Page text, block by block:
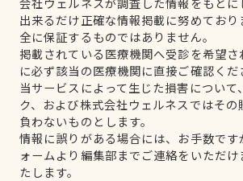
出来るだけ正確な情報掲載に努めてお
全に保証するものではありません。
掲載されている医療機関へ受診を希望
に必ず該当の医療機関に直接ご確認くだ
当サービスによって生じた損害について
ク、および株式会社ウェルネスではそ
負わないものとします。
情報に誤りがある場合には、お手数です
ォームより編集部までご連絡をいただ
たします。